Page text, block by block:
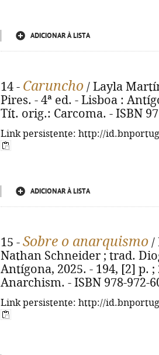
ADICIONAR À LISTA
14 - Caruncho / Layla
Pires. - 4ª ed. - Lisboa :
Tít. orig.: Carcoma. - ISBN
Link persistente: http://
ADICIONAR À LISTA
15 - Sobre o anarquismo /
Nathan Schneider ; trad.
Antígona, 2025. - 194, [2] p.
Anarchism. - ISBN 978-972-
Link persistente: http://